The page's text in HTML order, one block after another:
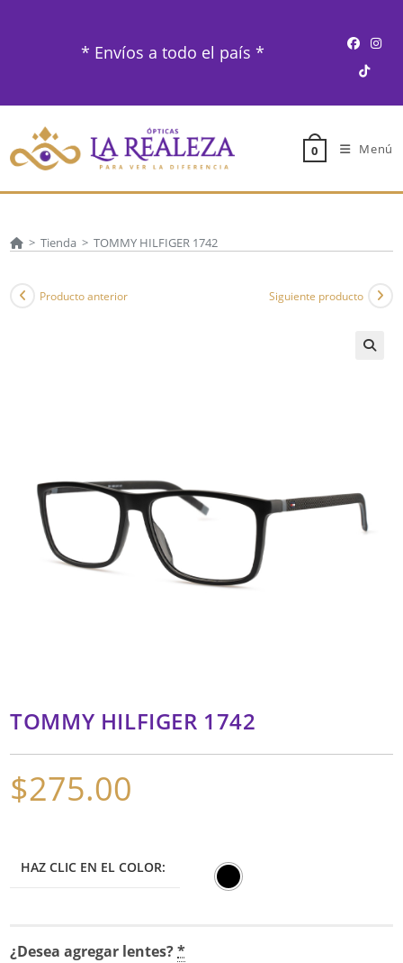
* Envíos a todo el país *
0 Menú
> Tienda > TOMMY HILFIGER 1742
Producto anterior Siguiente producto
TOMMY HILFIGER 1742
$275.00
HAZ CLIC EN EL COLOR:
¿Desea agregar lentes?*